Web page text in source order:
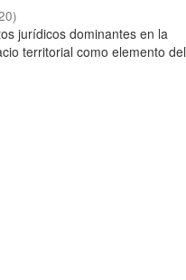
)
jurídicos dominantes en la
territorial como elemento del